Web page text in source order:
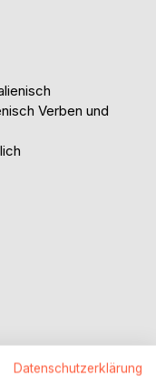
Verben und
Datenschutzerklärung